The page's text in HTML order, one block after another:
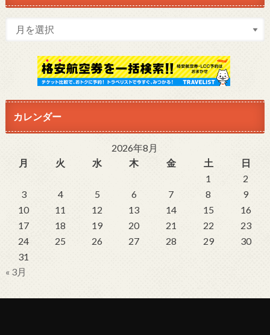
カレンダー
2026年8月
月
火 水 木 金 土
日
1
2
3
4 5 6 7 8
9
10
11 12 13 14 15
16
17
18 19 20 21 22
23
24
25 26 27 28 29
30
31
« 3月